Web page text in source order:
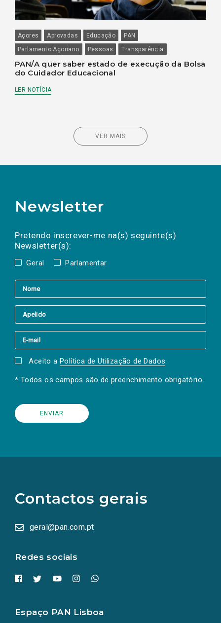
Açores Aprovadas Educação
PAN
Parlamento Açoriano
Pessoas Transparência
PAN/A quer saber estado de execução da Bolsa
do Cuidador Educacional
LER NOTÍCIA
VER MAIS
Newsletter
Pretendo inscrever-me na(s) seguinte(s)
Newsletter(s):
Geral Parlamentar
a(s) newsletter(s).
mail
Aceito a Política de Utilização de Dados.
* Todos os campos são de preenchimento obrigatório.
Contactos gerais
geral@pan.com.pt
Redes sociais
redes
sociais
numa
nova
Espaço PAN Lisboa